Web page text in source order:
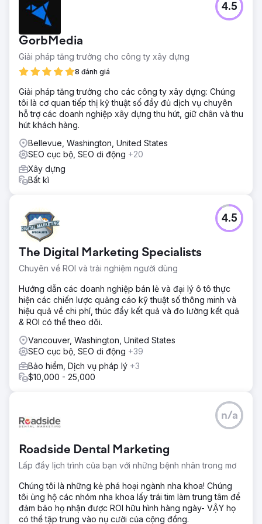
Kết quả
Chỉ trong bốn tháng, lưu lượng truy cập tự nhiên đã tăng
85% và công ty đã lọt vào top 3 với hơn 15 từ khóa địa
giá từ tìm kiếm tự nhiên tăng gần gấp đôi, giúp giảm sự
phụ thuộc vào quảng cáo trả phí. Khả năng hiển thị được
hàng đầu tại địa phương, thúc đẩy tăng trưởng bền vững
lâu dài.
Chuyển đến trang agency
GorbMedia
Giải pháp tăng trưởng cho công ty xây dựng
8 đánh giá
4.5
Giải pháp tăng trưởng cho các công ty xây dựng: Chúng
tôi là cơ quan tiếp thị kỹ thuật số đầy đủ dịch vụ chuyên
hỗ trợ các doanh nghiệp xây dựng thu hút, giữ chân và thu
hút khách hàng.
Bellevue, Washington, United States
SEO cục bộ, SEO di động +20
Xây dựng
Bất kì
The Digital Marketing Specialists
Chuyên về ROI và trải nghiệm người dùng
4.5
Hướng dẫn các doanh nghiệp bán lẻ và đại lý ô tô thực
hiện các chiến lược quảng cáo kỹ thuật số thông minh và
hiệu quả về chi phí, thúc đẩy kết quả và đo lường kết quả
& ROI có thể theo dõi.
Vancouver, Washington, United States
SEO cục bộ, SEO di động +39
Bảo hiểm, Dịch vụ pháp lý +3
$10,000 - 25,000
Roadside Dental Marketing
Lấp đầy lịch trình của bạn với những bệnh nhân trong mơ
n/a
Chúng tôi là những kẻ phá hoại ngành nha khoa! Chúng
tôi ủng hộ các nhóm nha khoa lấy trái tim làm trung tâm để
đảm bảo họ nhận được ROI hữu hình hàng ngày- VẬY họ
có thể tập trung vào nụ cười của cộng đồng.